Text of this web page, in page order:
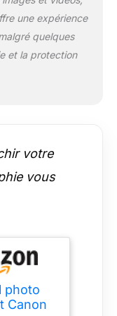
:
cet
:
le Canon
téléphone
et Wi-Fi
vos
Un kit
pour le
une expérience
quelques
et la protection
votre
vous
photo
Canon